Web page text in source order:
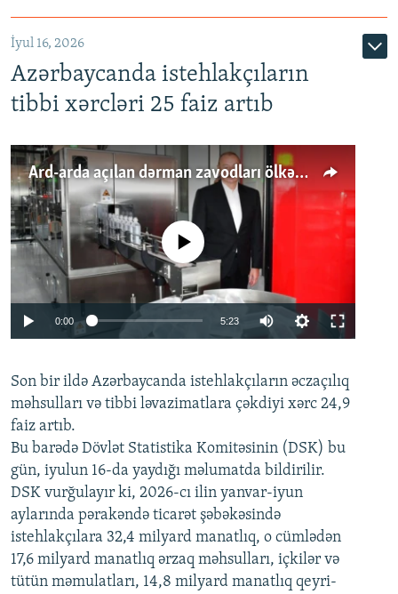
İyul 16, 2026
Azərbaycanda istehlakçıların
tibbi xərcləri 25 faiz artıb
Ard-arda açılan dərman zavodları ölkənin tələbatını ödəyirmi?
Auto 240p 360p 480p
720p 1080p
No media source currently available
0:00 5:23
360p
480p
720p
1080p
Son bir ildə Azərbaycanda istehlakçıların əczaçılıq
məhsulları və tibbi ləvazimatlara çəkdiyi xərc 24,9
faiz artıb.
Bu barədə Dövlət Statistika Komitəsinin (DSK) bu
gün, iyulun 16-da yaydığı məlumatda bildirilir.
DSK vurğulayır ki, 2026-cı ilin yanvar-iyun
aylarında pərakəndə ticarət şəbəkəsində
istehlakçılara 32,4 milyard manatlıq, o cümlədən
17,6 milyard manatlıq ərzaq məhsulları, içkilər və
tütün məmulatları, 14,8 milyard manatlıq qeyri-